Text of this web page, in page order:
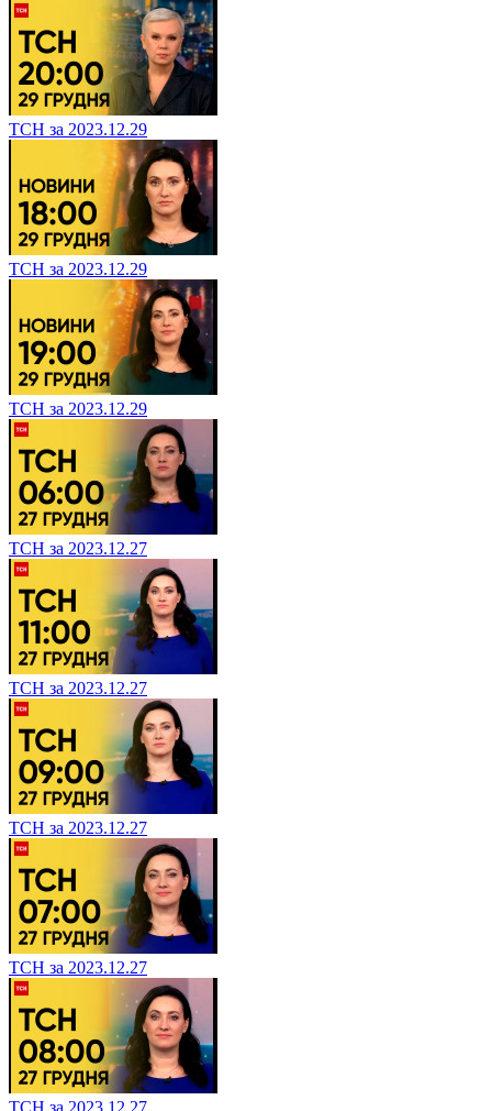
ТСН за 2023.12.29
ТСН за 2023.12.29
ТСН за 2023.12.29
ТСН за 2023.12.27
ТСН за 2023.12.27
ТСН за 2023.12.27
ТСН за 2023.12.27
ТСН за 2023.12.27